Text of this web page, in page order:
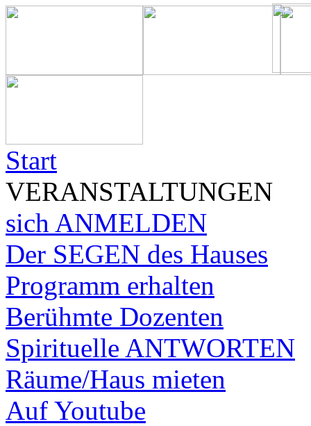
Start
VERANSTALTUNGEN
sich ANMELDEN
Der SEGEN des Hauses
Programm erhalten
Berühmte Dozenten
Spirituelle ANTWORTEN
Räume/Haus mieten
Auf Youtube